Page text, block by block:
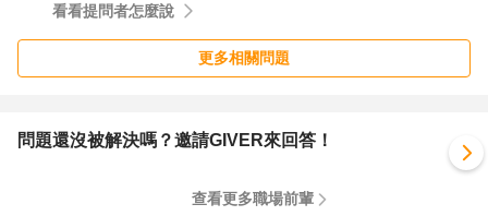
看看提問者怎麼說
更多相關問題
問題還沒被解決嗎？邀請GIVER來回答！
查看更多職場前輩